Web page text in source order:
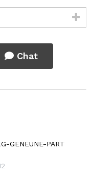
Chat
GENEUNE-PART